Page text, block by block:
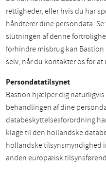
rettigheder, eller hvis du har
håndterer dine persondata.
slutningen af denne
forhindre misbrug kan
selv, når du kontakter os for
Persondatatilsynet
Bastion hjælper dig naturligvis
behandlingen af dine
databeskyttelsesforordning
klage til den hollandske
hollandske tilsynsmyndighed
anden europæisk